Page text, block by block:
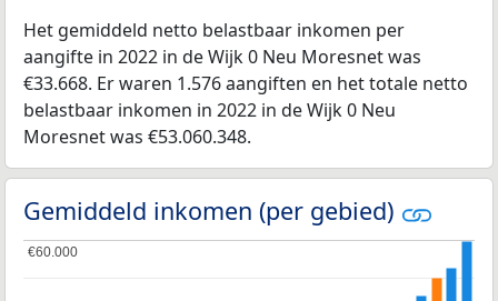
Het gemiddeld netto belastbaar inkomen per
aangifte in 2022 in de Wijk 0 Neu Moresnet was
€33.668. Er waren 1.576 aangiften en het totale netto
belastbaar inkomen in 2022 in de Wijk 0 Neu
Moresnet was €53.060.348.
Gemiddeld inkomen (per gebied)
€60.000
€60.000